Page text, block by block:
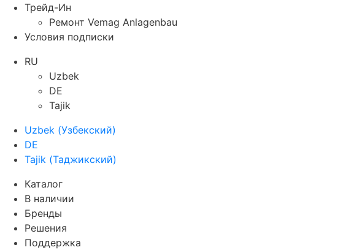
Трейд-Ин
Ремонт Vemag Anlagenbau
Условия подписки
RU
Uzbek
DE
Tajik
Uzbek (Узбекский)
DE
Tajik (Таджикский)
Каталог
В наличии
Бренды
Решения
Поддержка